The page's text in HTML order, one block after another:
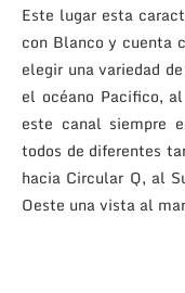
Este lugar esta
con Blanco y cuenta
elegir una variedad
el océano Pacifico,
este canal siempre
todos de diferentes
hacia Circular Q, al
Oeste una vista al